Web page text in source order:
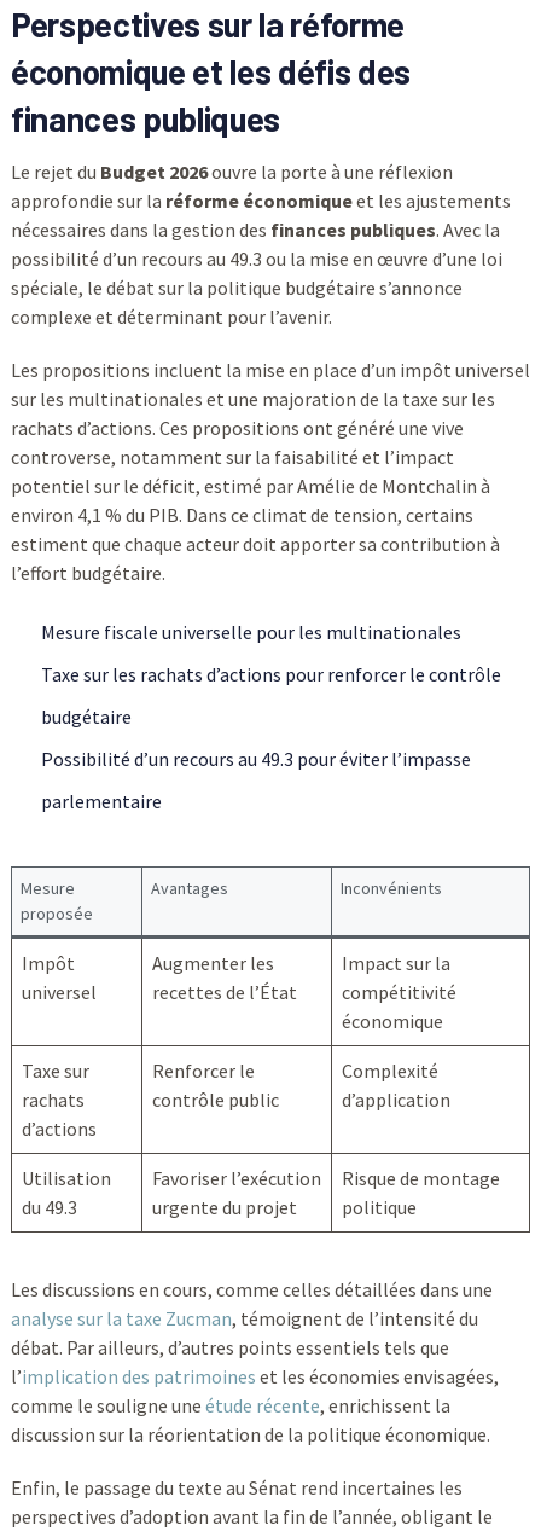
Perspectives sur la réforme
économique et les défis des
finances publiques
Le rejet du Budget 2026ouvre la porte à une réflexion
approfondie sur la réforme économiqueet les ajustements
nécessaires dans la gestion des finances publiques. Avec la
possibilité d’un recours au 49.3 ou la mise en œuvre d’une loi
spéciale, le débat sur la politique budgétaire s’annonce
complexe et déterminant pour l’avenir.
Les propositions incluent la mise en place d’un impôt universel
sur les multinationales et une majoration de la taxe sur les
rachats d’actions. Ces propositions ont généré une vive
controverse, notamment sur la faisabilité et l’impact
potentiel sur le déficit, estimé par Amélie de Montchalin à
environ 4,1 % du PIB. Dans ce climat de tension, certains
estiment que chaque acteur doit apporter sa contribution à
l’effort budgétaire.
Mesure fiscale universelle pour les multinationales
Taxe sur les rachats d’actions pour renforcer le contrôle
budgétaire
Possibilité d’un recours au 49.3 pour éviter l’impasse
parlementaire
Mesure
proposée
Avantages Inconvénients
Impôt
universel
Augmenter les
recettes de l’État
Impact sur la
compétitivité
économique
Taxe sur
rachats
d’actions
Renforcer le
contrôle public
Complexité
d’application
Utilisation
du 49.3
Favoriser l’exécution
urgente du projet
Risque de montage
politique
Les discussions en cours, comme celles détaillées dans une
analyse sur la taxe Zucman, témoignent de l’intensité du
débat. Par ailleurs, d’autres points essentiels tels que
l’implication des patrimoines et les économies envisagées,
comme le souligne une étude récente, enrichissent la
discussion sur la réorientation de la politique économique.
Enfin, le passage du texte au Sénat rend incertaines les
perspectives d’adoption avant la fin de l’année, obligant le